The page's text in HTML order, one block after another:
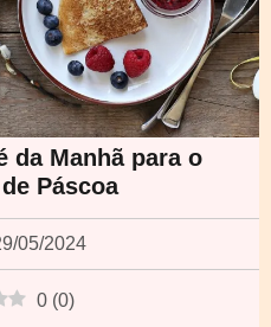
da Manhã para o
Páscoa
05/2024
0 (0)